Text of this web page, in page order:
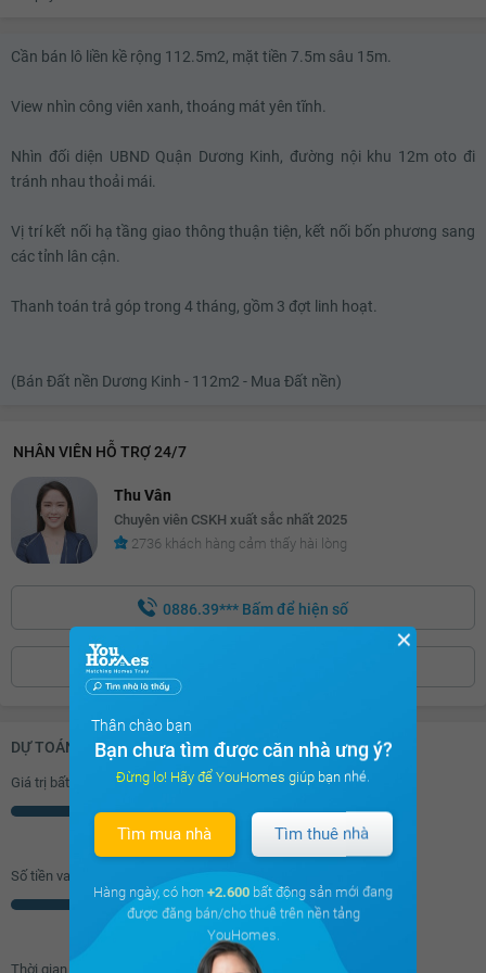
Cần bán lô liền kề rộng 112.5m2, mặt tiền 7.5m sâu 15m.
View nhìn công viên xanh, thoáng mát yên tĩnh.
Nhìn đối diện UBND Quận Dương Kinh, đường nội khu 12m oto đi
tránh nhau thoải mái.
Vị trí kết nối hạ tầng giao thông thuận tiện, kết nối bốn phương sang
các tỉnh lân cận.
Thanh toán trả góp trong 4 tháng, gồm 3 đợt linh hoạt.
(Bán Đất nền Dương Kinh - 112m2 - Mua Đất nền)
NHÂN VIÊN HỖ TRỢ 24/7
Thu Vân
Chuyên viên CSKH xuất sắc nhất 2025
2736 khách hàng cảm thấy hài lòng
0886.39*** Bấm để hiện số
DỰ TOÁN KHOẢN VAY (ĐƠN VỊ: VNĐ)
Giá trị bất động sản
Triệu
Số tiền vay (
Thời gian vay
✕
Thân chào bạn
Bạn chưa tìm được căn nhà ưng ý?
Đừng lo! Hãy để YouHomes giúp bạn nhé.
Tìm mua nhà Tìm thuê nhà
Hàng ngày, có hơn +2.600 bất động sản mới đang
được đăng bán/cho thuê trên nền tảng
YouHomes.